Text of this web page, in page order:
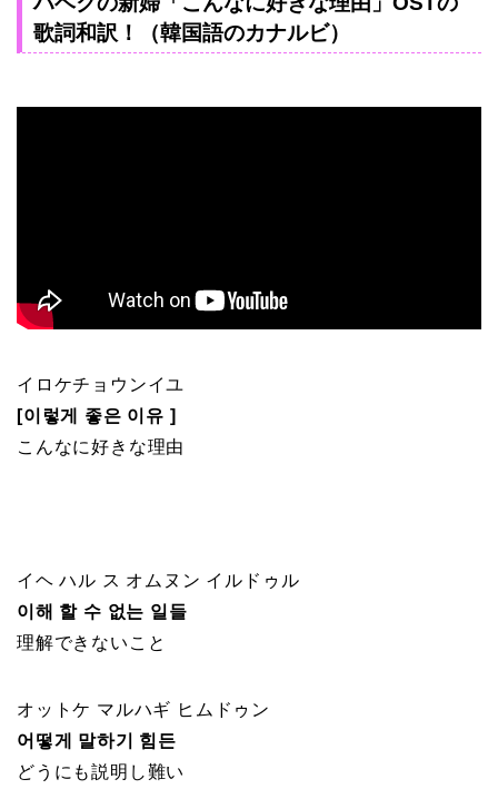
歌詞和訳！（韓国語のカナルビ）
イロケチョウンイユ
[이렇게 좋은 이유 ]
こんなに好きな理由
イヘ ハル ス オムヌン イルドゥル
이해 할 수 없는 일들
理解できないこと
オットケ マルハギ ヒムドゥン
어떻게 말하기 힘든
どうにも説明し難い